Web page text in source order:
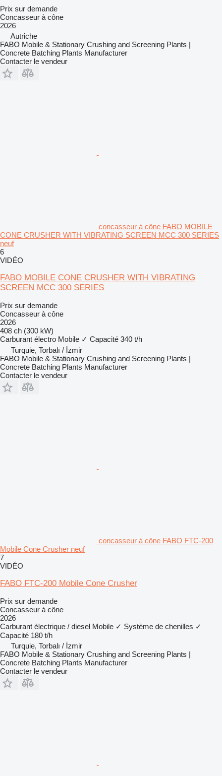
Prix sur demande
Concasseur à cône
2026
Autriche
FABO Mobile & Stationary Crushing and Screening Plants |
Concrete Batching Plants Manufacturer
Contacter le vendeur
concasseur à cône FABO MOBILE
CONE CRUSHER WITH VIBRATING SCREEN MCC 300 SERIES
neuf
6
VIDÉO
FABO MOBILE CONE CRUSHER WITH VIBRATING
SCREEN MCC 300 SERIES
Prix sur demande
Concasseur à cône
2026
408 ch (300 kW)
Carburant électro Mobile ✓ Capacité 340 t/h
Turquie, Torbalı / İzmir
FABO Mobile & Stationary Crushing and Screening Plants |
Concrete Batching Plants Manufacturer
Contacter le vendeur
concasseur à cône FABO FTC-200
Mobile Cone Crusher neuf
7
VIDÉO
FABO FTC-200 Mobile Cone Crusher
Prix sur demande
Concasseur à cône
2026
Carburant électrique / diesel Mobile ✓ Système de chenilles ✓
Capacité 180 t/h
Turquie, Torbalı / İzmir
FABO Mobile & Stationary Crushing and Screening Plants |
Concrete Batching Plants Manufacturer
Contacter le vendeur